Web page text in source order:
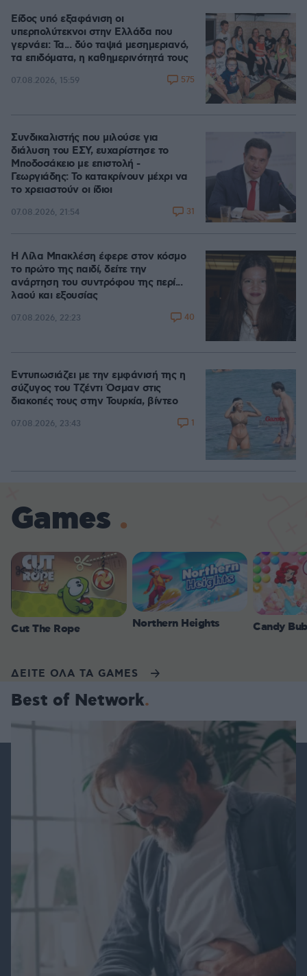
Είδος υπό εξαφάνιση οι
υπερπολύτεκνοι στην Ελλάδα που
γερνάει: Τα... δύο ταψιά μεσημεριανό,
τα επιδόματα, η καθημερινότητά τους
07.08.2026, 15:59 575
Συνδικαλιστής που μιλούσε για
διάλυση του ΕΣΥ, ευχαρίστησε το
Μποδοσάκειο με επιστολή -
Γεωργιάδης: Το κατακρίνουν μέχρι να
το χρειαστούν οι ίδιοι
07.08.2026, 21:54 31
Η Λίλα Μπακλέση έφερε στον κόσμο
το πρώτο της παιδί, δείτε την
ανάρτηση του συντρόφου της περί...
λαού και εξουσίας
07.08.2026, 22:23 40
Εντυπωσιάζει με την εμφάνισή της η
σύζυγος του Τζέντι Όσμαν στις
διακοπές τους στην Τουρκία, βίντεο
07.08.2026, 23:43 1
Games
Cut The Rope Northern Heights Candy
ΔΕΙΤΕ ΟΛΑ ΤΑ GAMES
Best of Network